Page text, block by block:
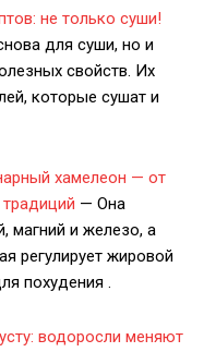
не только суши!
для суши, но и
свойств. Их
которые сушат и
хамелеон — от
— Она
магний и железо, а
регулирует жировой
похудения .
водоросли меняют